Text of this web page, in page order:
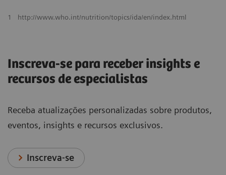
1 http://www.who.int/nutrition/topics/ida/en/index.html
Inscreva-se para receber insights e
recursos de especialistas
Receba atualizações personalizadas sobre produtos,
eventos, insights e recursos exclusivos.
Inscreva-se